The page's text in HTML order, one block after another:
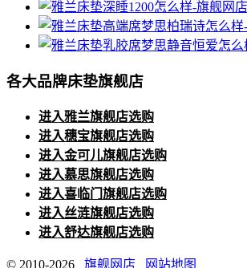
各大品牌床垫旗舰店
进入雅兰旗舰店选购
进入穗宝旗舰店选购
进入金可儿旗舰店选购
进入慕思旗舰店选购
进入喜临门旗舰店选购
进入丝涟旗舰店选购
进入舒达旗舰店选购
© 2010-2026 旗舰网店 网站地图